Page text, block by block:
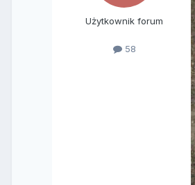
Użytkownik forum
58